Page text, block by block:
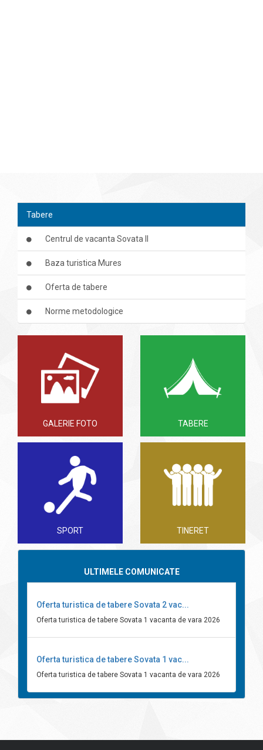
Tabere
Centrul de vacanta Sovata II
Baza turistica Mures
Oferta de tabere
Norme metodologice
GALERIE FOTO TABERE
SPORT TINERET
ULTIMELE COMUNICATE
Oferta turistica de tabere Sovata 2 vac...
Oferta turistica de tabere Sovata 1 vacanta de vara 2026
Oferta turistica de tabere Sovata 1 vac...
Oferta turistica de tabere Sovata 1 vacanta de vara 2026